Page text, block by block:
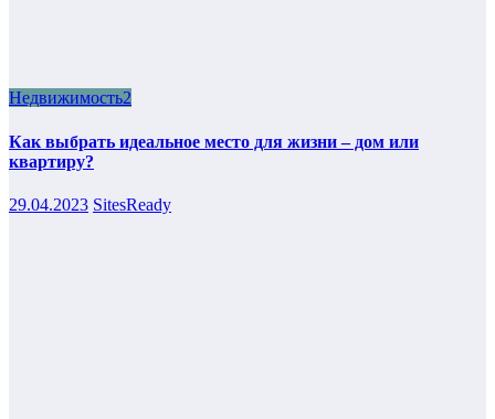
Недвижимость2
Как выбрать идеальное место для жизни – дом или
квартиру?
29.04.2023 SitesReady